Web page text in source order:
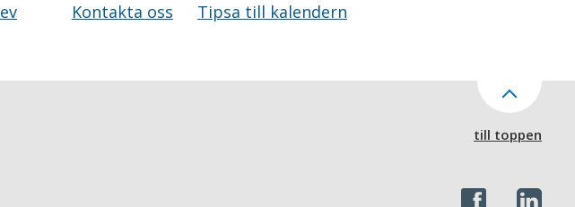
Kontakta oss Tipsa till kalendern
till toppen